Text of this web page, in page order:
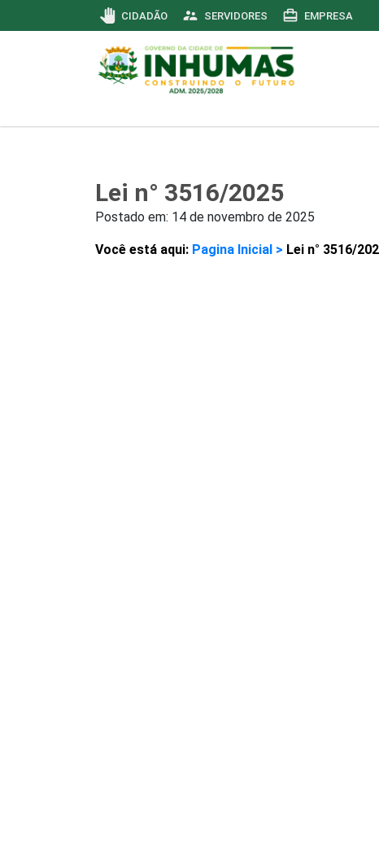
pan_tool CIDADÃO supervisor_account SERVIDORES card_travel EMPRESA
Lei n° 3516/2025
Postado em: 14 de novembro de 2025
Você está aqui: Pagina Inicial > Lei n° 3516/